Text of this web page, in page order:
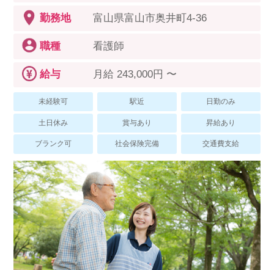
派遣で働く
その他のお問い合わせ
採用担当者様はこちら
介護のリスキリング
キャリアスマイルとは
スマイルカのsmileコラム
FAQ
紹介会社を使うメリットについて
介護・看護のお仕事について
利用者の声
勤務地 富山県富山市奥井町4-36
職種 看護師
給与 月給 243,000円 〜
未経験可 駅近 日勤のみ
土日休み 賞与あり 昇給あり
ブランク可 社会保険完備 交通費支給